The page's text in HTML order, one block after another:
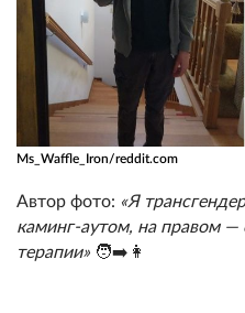
Ms_Waffle_Iron/reddit.com
Автор фото: «Я
каминг-аутом, на правом —
терапии» 🧑➡️👩